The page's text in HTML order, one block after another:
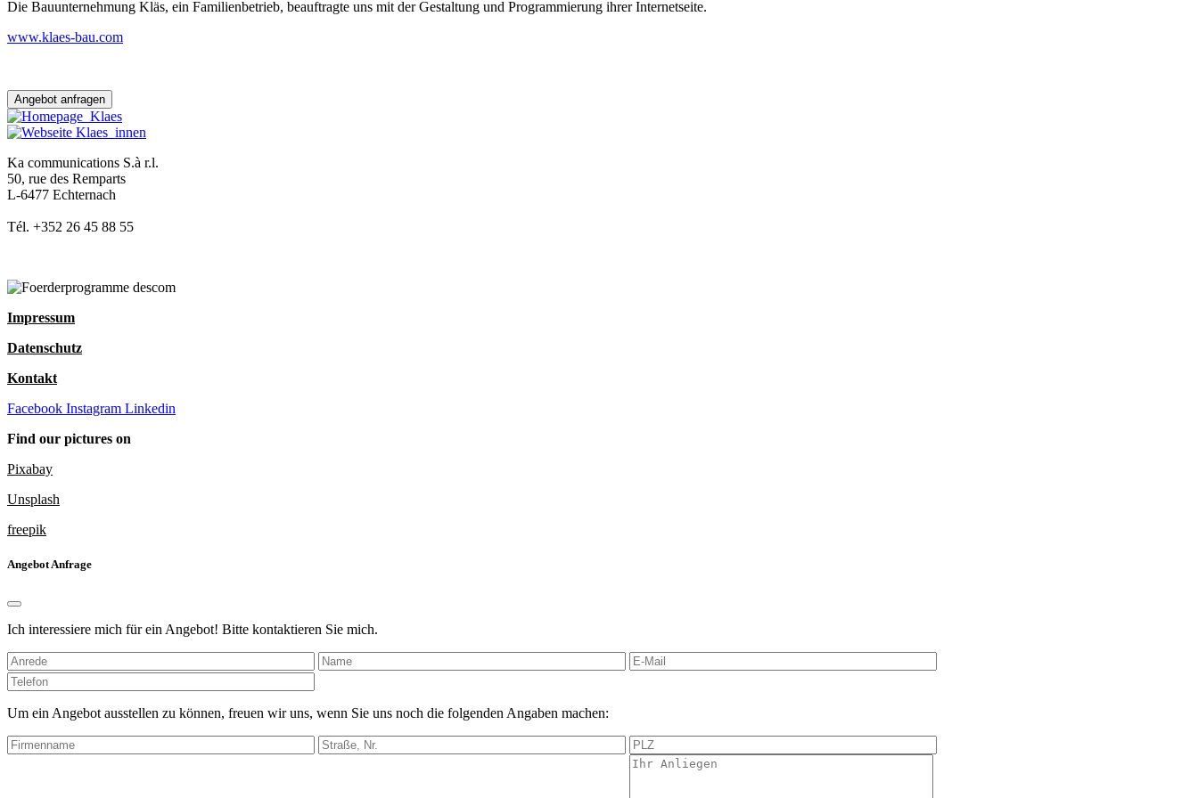
Die Bauunternehmung Kläs, ein Familienbetrieb, beauftragte uns mit der Gestaltung und Programmierung ihrer Internetseite.
www.klaes-bau.com
Angebot anfragen
Ka communications S.à r.l.
50, rue des Remparts
L-6477 Echternach
Tél. +352 26 45 88 55
Impressum
Datenschutz
Kontakt
Facebook Instagram Linkedin
Find our pictures on
Pixabay
Unsplash
freepik
Angebot Anfrage
Ich interessiere mich für ein Angebot! Bitte kontaktieren Sie mich.
Bitte
lasse
dieses
leer.
Um ein Angebot ausstellen zu können, freuen wir uns, wenn Sie uns noch die folgenden Angaben machen: